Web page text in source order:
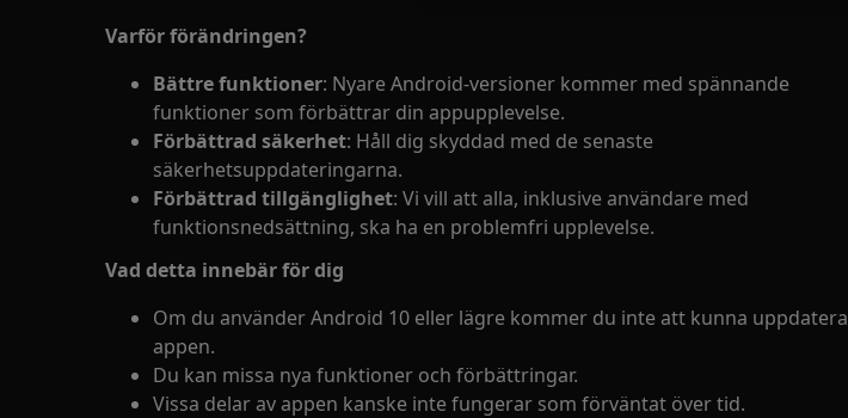
Varför förändringen?
Bättre funktioner: Nyare Android-versioner kommer med spännande
funktioner som förbättrar din appupplevelse.
Förbättrad säkerhet: Håll dig skyddad med de senaste
säkerhetsuppdateringarna.
Förbättrad tillgänglighet: Vi vill att alla, inklusive användare med
funktionsnedsättning, ska ha en problemfri upplevelse.
Vad detta innebär för dig
Om du använder Android 10 eller lägre kommer du inte att kunna uppdatera
appen.
Du kan missa nya funktioner och förbättringar.
Vissa delar av appen kanske inte fungerar som förväntat över tid.